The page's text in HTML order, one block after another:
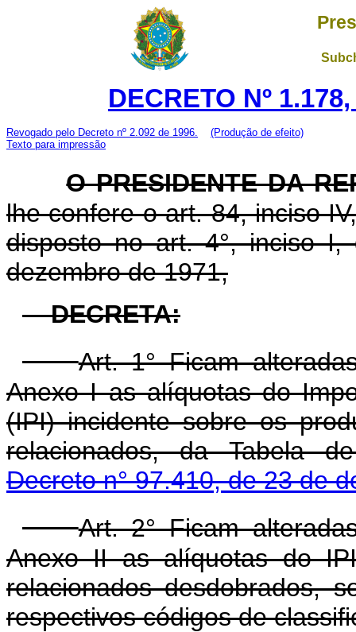
DECRETO Nº
Revogado pelo Decreto nº 2.092 de 1996.
(Produção de efeito)
Texto para impressão
O PRESIDENTE DA
lhe confere o art. 84, inciso
disposto no art. 4°, inciso
dezembro de 1971,
DECRETA:
Art. 1° Ficam
Anexo I as alíquotas do
(IPI) incidente sobre os
relacionados, da Tabela
Decreto n° 97.410, de 23 de
Art. 2° Ficam
Anexo II as alíquotas do
relacionados desdobrados,
respectivos códigos de